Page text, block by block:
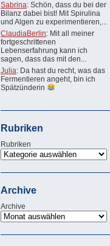
Sabrina: Schön, dass du bei der
Bilanz dabei bist! Mit Spirulina
und Algen zu experimentieren,...
ClaudiaBerlin: Mit all meiner
fortgeschrittenen
Lebenserfahrung kann ich
sagen, dass das mit den...
Julia: Da hast du recht, was das
Fermentieren angeht, bin ich
Spätzünderin
Rubriken
Rubriken
Archive
Archive